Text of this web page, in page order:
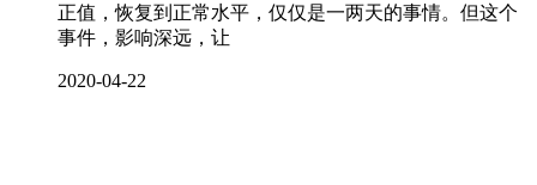
正值，恢复到正常水平，仅仅是一两天的事情。但这个
事件，影响深远，让
2020-04-22